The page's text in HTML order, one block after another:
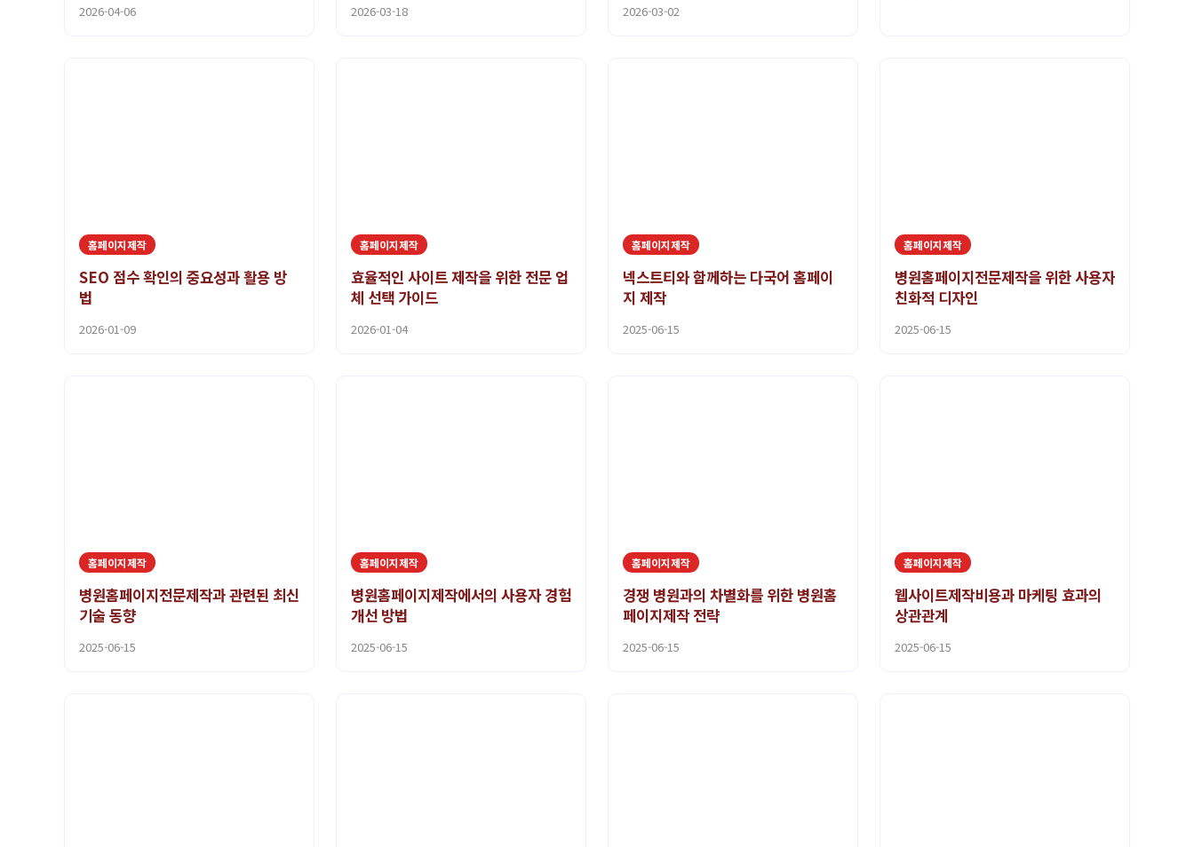
2026-04-06 2026-03-18 2026-03-02
홈페이지제작
SEO 점수 확인의 중요성과 활용 방
법
2026-01-09
홈페이지제작
효율적인 사이트 제작을 위한 전문 업
체 선택 가이드
2026-01-04
홈페이지제작
넥스트티와 함께하는 다국어 홈페이
지 제작
2025-06-15
홈페이지제작
병원홈페이지전문제작을 위한 사용자
친화적 디자인
2025-06-15
홈페이지제작
병원홈페이지전문제작과 관련된 최신
기술 동향
2025-06-15
홈페이지제작
병원홈페이지제작에서의 사용자 경험
개선 방법
2025-06-15
홈페이지제작
경쟁 병원과의 차별화를 위한 병원홈
페이지제작 전략
2025-06-15
홈페이지제작
웹사이트제작비용과 마케팅 효과의
상관관계
2025-06-15